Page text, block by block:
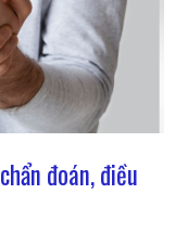
đoán, điều